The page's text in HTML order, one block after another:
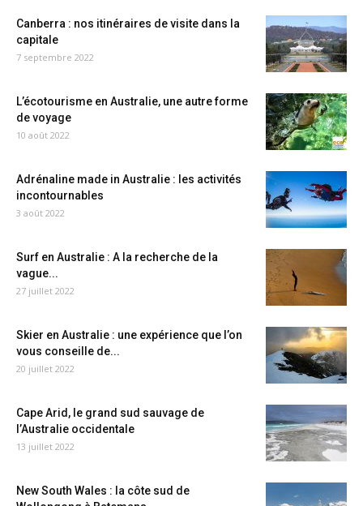
Canberra : nos itinéraires de visite dans la
capitale
7 septembre 2022
L’écotourisme en Australie, une autre forme
de voyage
10 août 2022
Adrénaline made in Australie : les activités
incontournables
3 août 2022
Surf en Australie : A la recherche de la
vague...
27 juillet 2022
Skier en Australie : une expérience que l’on
vous conseille de...
20 juillet 2022
Cape Arid, le grand sud sauvage de
l’Australie occidentale
13 juillet 2022
New South Wales : la côte sud de